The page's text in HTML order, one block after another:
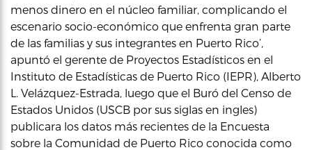
menos dinero en el núcleo familiar, complicando el
escenario socio-económico que enfrenta gran parte
de las familias y sus integrantes en Puerto Rico’,
apuntó el gerente de Proyectos Estadísticos en el
Instituto de Estadísticas de Puerto Rico (IEPR), Alberto
L. Velázquez-Estrada, luego que el Buró del Censo de
Estados Unidos (USCB por sus siglas en ingles)
publicara los datos más recientes de la Encuesta
sobre la Comunidad de Puerto Rico conocida como